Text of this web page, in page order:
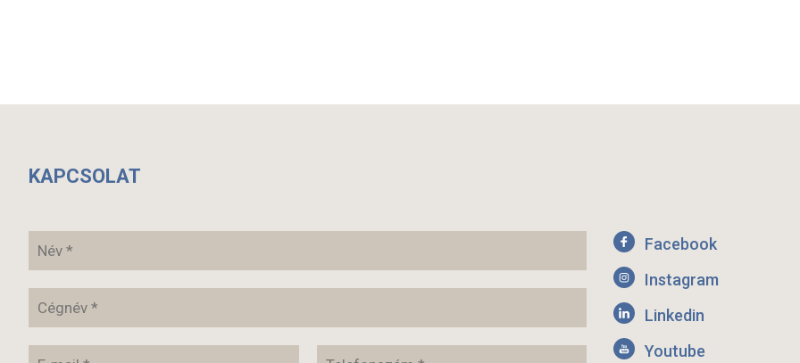
KAPCSOLAT
Facebook
Instagram
Linkedin
Youtube